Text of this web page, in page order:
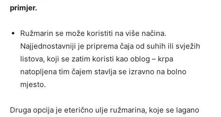
primjer.
Ružmarin se može koristiti na više načina.
Najjednostavniji je priprema čaja od suhih ili svježih
listova, koji se zatim koristi kao oblog – krpa
natopljena tim čajem stavlja se izravno na bolno
mjesto.
Druga opcija je eterično ulje ružmarina, koje se lagano